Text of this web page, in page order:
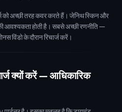
को अच्छी तरह कवर करते हैं। जेनिथ स्किन और
आवश्यकता होती है। सबसे अच्छी रणनीति —
विंडो के दौरान रिचार्ज करें।
क्यों करें — आधिकारिक